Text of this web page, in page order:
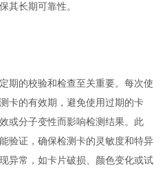
其长期可靠性。
的校验和检查至关重要。每次使
卡的有效期，避免使用过期的卡
或分子变性而影响检测结果。此
证，确保检测卡的灵敏度和特异
，如卡片破损、颜色变化或试